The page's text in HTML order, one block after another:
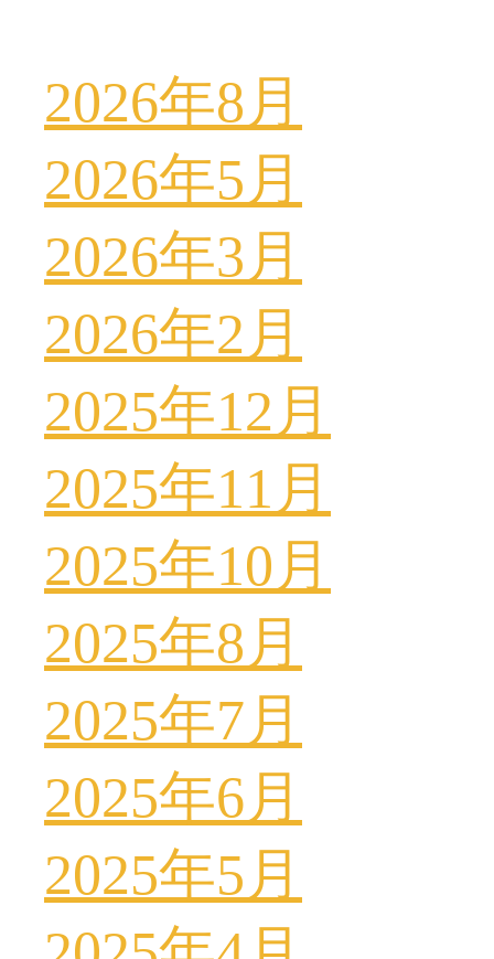
2026年8月
2026年5月
2026年3月
2026年2月
2025年12月
2025年11月
2025年10月
2025年8月
2025年7月
2025年6月
2025年5月